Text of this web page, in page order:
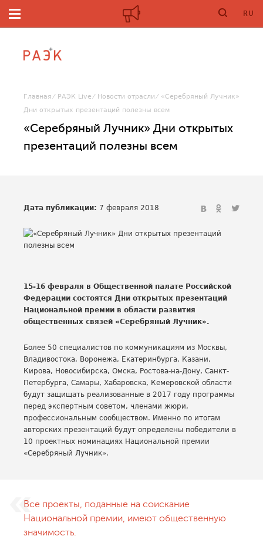
RU
Главная РАЭК Live Новости отрасли
«Серебряный Лучник»
Дни открытых презентаций полезны всем
«Серебряный Лучник» Дни открытых
презентаций полезны всем
Дата публикации: 7 февраля 2018
15-16 февраля в Общественной палате Российской
Федерации состоятся Дни открытых презентаций
Национальной премии в области развития
общественных связей «Серебряный Лучник».
Более 50 специалистов по коммуникациям из Москвы,
Владивостока, Воронежа, Екатеринбурга, Казани,
Кирова, Новосибирска, Омска, Ростова-на-Дону, Санкт-
Петербурга, Самары, Хабаровска, Кемеровской области
будут защищать реализованные в 2017 году программы
перед экспертным советом, членами жюри,
профессиональным сообществом. Именно по итогам
авторских презентаций будут определены победители в
10 проектных номинациях Национальной премии
«Серебряный Лучник».
Все проекты, поданные на соискание
Национальной премии, имеют общественную
значимость.